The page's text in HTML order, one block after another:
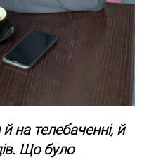
на телебаченні, й
Що було